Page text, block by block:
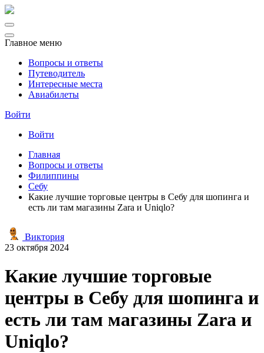
Главное меню
Вопросы и ответы
Путеводитель
Интересные места
Авиабилеты
Войти
Войти
Главная
Вопросы и ответы
Филиппины
Себу
Какие лучшие торговые центры в Себу для шопинга и
есть ли там магазины Zara и Uniqlo?
Виктория
23 октября 2024
Какие лучшие торговые
центры в Себу для шопинга и
есть ли там магазины Zara и
Uniqlo?